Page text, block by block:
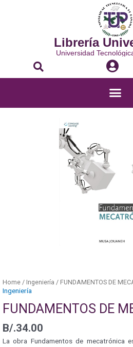
Librería
Universidad
Home / Ingeniería / FUNDAMENTOS DE
Ingeniería
FUNDAMENTOS DE
B/.34.00
La obra Fundamentos de